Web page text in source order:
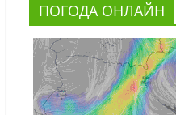
ПОГОДА ОНЛАЙН